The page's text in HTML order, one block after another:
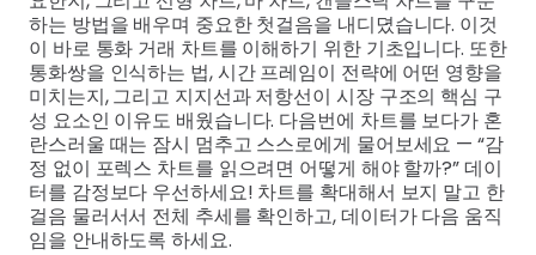
하는 방법을 배우며 중요한 첫걸음을 내디뎠습니다. 이것
이 바로 통화 거래 차트를 이해하기 위한 기초입니다. 또한
통화쌍을 인식하는 법, 시간 프레임이 전략에 어떤 영향을
미치는지, 그리고 지지선과 저항선이 시장 구조의 핵심 구
성 요소인 이유도 배웠습니다. 다음번에 차트를 보다가 혼
란스러울 때는 잠시 멈추고 스스로에게 물어보세요 — “감
정 없이 포렉스 차트를 읽으려면 어떻게 해야 할까?” 데이
터를 감정보다 우선하세요! 차트를 확대해서 보지 말고 한
걸음 물러서서 전체 추세를 확인하고, 데이터가 다음 움직
임을 안내하도록 하세요.